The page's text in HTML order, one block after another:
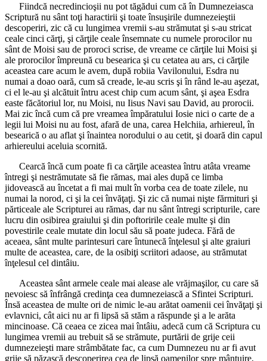
Fiindcă necredincioşii nu pot tăgădui cum că în Dumnezeiasca
Scriptură nu sânt toţi haractirii şi toate însuşirile dumnezeieştii
descoperiri, zic că cu lungimea vremii s-au strămutat şi s-au stricat
ceale cinci cărţi, şi cărţile ceale însemnate cu numele prorocilor nu
sânt de Moisi sau de proroci scrise, de vreame ce cărţile lui Moisi şi
ale prorocilor împreună cu besearica şi cu cetatea au ars, ci cărţile
aceastea care acum le avem, după robiia Vavilonului, Esdra nu
numai a doao oară, cum să creade, le-au scris şi în rând le-au aşezat,
ci el le-au şi alcătuit întru acest chip cum acum sânt, şi aşea Esdra
easte făcătoriul lor, nu Moisi, nu Iisus Navi sau David, au prorocii.
Mai zic încă cum că pre vreamea împăratului Iosie nici o carte de a
legii lui Moisi nu au fost, afară de una, carea Helchiia, arhiereul, în
besearică o au aflat şi înaintea norodului o au cetit, şi doară din capul
arhiereului aceluia scornită.
Cearcă încă cum poate fi ca cărţile aceastea întru atâta vreame
întregi şi nestrămutate să fie rămas, mai ales după ce limba
jidovească au încetat a fi mai mult în vorba cea de toate zilele, nu
numai la norod, ci şi la cei învăţaţi. Şi zic că numai nişte fărmituri şi
părticeale ale Scripturei au rămas, dar nu sânt întregi scripturile, care
lucru din osibirea graiului şi din poftoririle ceale multe şi din
povestirile ceale mutate din locul său să poate judeca. Fără de
aceaea, sânt multe parintesuri care întunecă înţelesul şi alte graiuri
multe de aceastea, care, de la osibiţi scriitori adaose, au strămutat
înţelesul cel dintâiu.
Aceastea sânt armele ceale mai alease ale vrăjmaşilor, cu care să
nevoiesc să înfrângă credinţa cea dumnezeiască a Sfintei Scripturi.
Însă aceastea de multe ori de nimic le-au arătat oamenii cei învăţaţi şi
evlavnici, cât aici nu ar fi lipsă să stăm a răspunde şi a le arăta
mincinoase. Că ceaea ce zicea mai întâiu, adecă cum că Scriptura cu
lungimea vremii au trebuit să se strămute, purtării de grije ceii
dumnezeieşti mare strâmbătate fac, ca cum Dumnezeu nu ar fi avut
grije să păzască descoperirea cea de lipsă oamenilor spre mântuire,